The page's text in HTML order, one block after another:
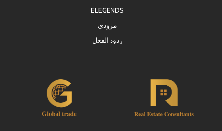
ELEGENDS
مزودي
ردود الفعل